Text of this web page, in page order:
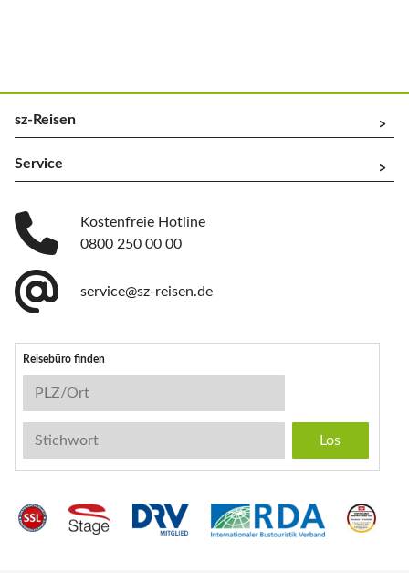
sz-Reisen ^
Service ^
Kostenfreie Hotline
0800 250 00 00
service@sz-reisen.de
Reisebüro finden
Reisebüro-Suche
PLZ/Ort